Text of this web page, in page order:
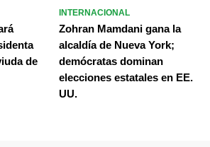
de
INTERNACIONAL
Zohran Mamdani gana la
alcaldía de Nueva York;
demócratas dominan
elecciones estatales en EE.
UU.